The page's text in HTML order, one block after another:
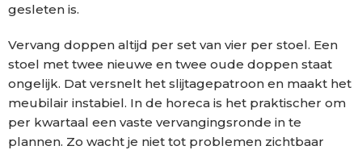
gesleten is.
Vervang doppen altijd per set van vier per stoel. Een
stoel met twee nieuwe en twee oude doppen staat
ongelijk. Dat versnelt het slijtagepatroon en maakt het
meubilair instabiel. In de horeca is het praktischer om
per kwartaal een vaste vervangingsronde in te
plannen. Zo wacht je niet tot problemen zichtbaar